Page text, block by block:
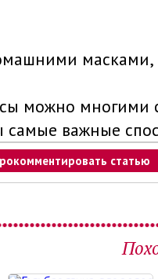
масками,
можно многими
самые важные
статью